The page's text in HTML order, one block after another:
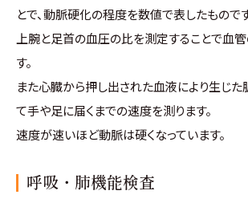
とで、動脈硬化の程度を数値で表したものです
上腕と足首の血圧の比を測定することで血
す。
また心臓から押し出された血液により生じた
て手や足に届くまでの速度を測ります。
速度が速いほど動脈は硬くなっています。
呼吸・肺機能検査